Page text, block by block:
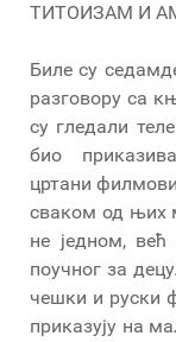
ТИТОИЗАМ И
Биле су
разговору са
су гледали
био
цртани
сваком од њих
не једном,
поучног за
чешки и руски
приказују на